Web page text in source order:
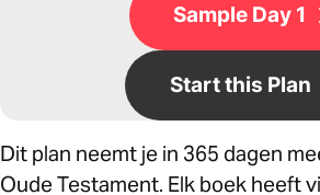
Sample Day 1
Start this Plan
Dit plan neemt je in 365 dagen
Oude Testament. Elk boek heeft